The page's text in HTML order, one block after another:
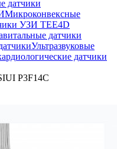
датчики
Микроконвексные
УЗИ TEE4D
датчики
Ультразвуковые
датчики
P3F14C